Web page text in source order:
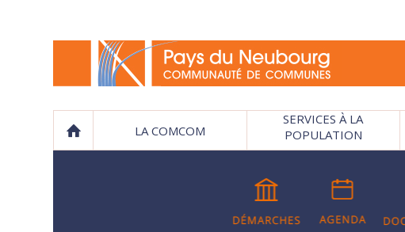
LA COMCOM
SERVICES À LA
POPULATION